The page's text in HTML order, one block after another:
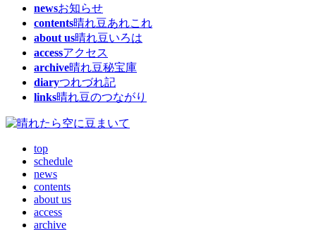
newsお知らせ
contents晴れ豆あれこれ
about us晴れ豆いろは
accessアクセス
archive晴れ豆秘宝庫
diaryつれづれ記
links晴れ豆のつながり
top
schedule
news
contents
about us
access
archive